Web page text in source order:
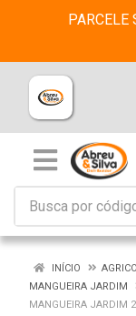
PARCELE
INÍCIO
MANGUEIRA JARDIM
MANGUEIRA JARDIM